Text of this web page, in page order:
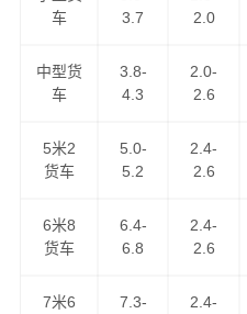
客户的认可，现已成为我司
江区,曲江区,始兴县,仁化县,
南雄；
韶关到泰安货运公司
为工厂
整车、零担、大件运输、普
配送，送货到指定地点。港
司货运险的签约公司，是广
您可以放心地把货托付港邦物
车
3.7
2.0
中型货
车
3.8-
4.3
2.0-
2.6
5米2
货车
5.0-
5.2
2.4-
2.6
6米8
货车
6.4-
6.8
2.4-
2.6
7米6
7.3-
2.4-